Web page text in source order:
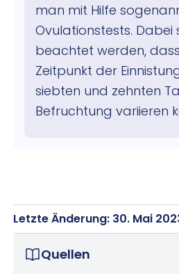
man mit Hilfe
Ovulationstests. Dabei
beachtet werden,
Zeitpunkt der
siebten und zehnten
Befruchtung variieren
Letzte Änderung: 30. Mai
Quellen